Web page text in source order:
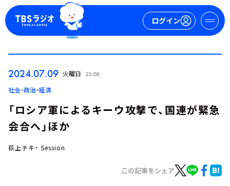
ログイン
2024.07.09 火曜日 21:00
社会・政治・経済
「ロシア軍によるキーウ攻撃で、国連が緊急
会合へ」ほか
荻上チキ・ Session
この記事をシェア